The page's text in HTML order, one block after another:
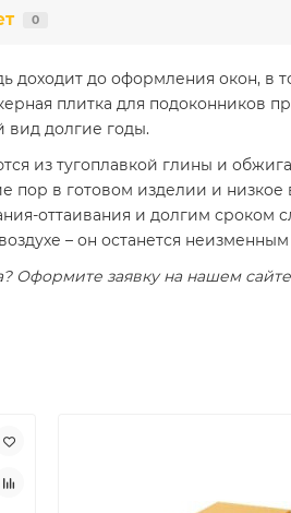
0
доходит до оформления окон, в
плитка для подоконников
вид долгие годы.
из тугоплавкой глины и
пор в готовом изделии и
оттаивания и долгим сроком
– он останется
Оформите заявку на нашем